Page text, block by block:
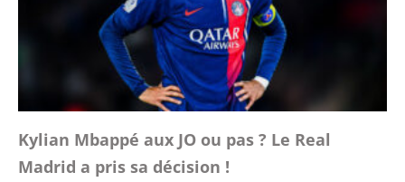
Kylian Mbappé aux JO ou pas ? Le Real
Madrid a pris sa décision !